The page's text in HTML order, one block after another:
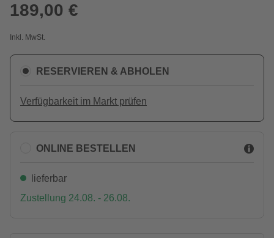
189,00 €
Inkl. MwSt.
RESERVIEREN & ABHOLEN
Verfügbarkeit im Markt prüfen
ONLINE BESTELLEN
lieferbar
Zustellung 24.08. - 26.08.